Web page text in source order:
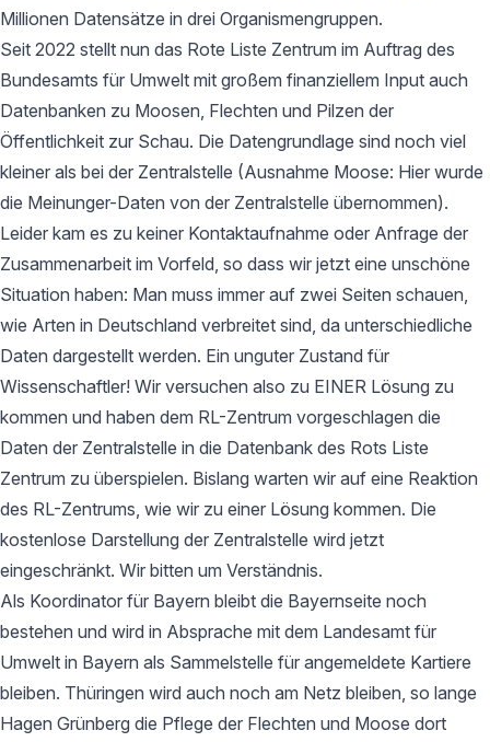
Millionen Datensätze in drei Organismengruppen.
Seit 2022 stellt nun das Rote Liste Zentrum im Auftrag des
Bundesamts für Umwelt mit großem finanziellem Input auch
Datenbanken zu Moosen, Flechten und Pilzen der
Öffentlichkeit zur Schau. Die Datengrundlage sind noch viel
kleiner als bei der Zentralstelle (Ausnahme Moose: Hier wurde
die Meinunger-Daten von der Zentralstelle übernommen).
Leider kam es zu keiner Kontaktaufnahme oder Anfrage der
Zusammenarbeit im Vorfeld, so dass wir jetzt eine unschöne
Situation haben: Man muss immer auf zwei Seiten schauen,
wie Arten in Deutschland verbreitet sind, da unterschiedliche
Daten dargestellt werden. Ein unguter Zustand für
Wissenschaftler! Wir versuchen also zu EINER Lösung zu
kommen und haben dem RL-Zentrum vorgeschlagen die
Daten der Zentralstelle in die Datenbank des Rots Liste
Zentrum zu überspielen. Bislang warten wir auf eine Reaktion
des RL-Zentrums, wie wir zu einer Lösung kommen. Die
kostenlose Darstellung der Zentralstelle wird jetzt
eingeschränkt. Wir bitten um Verständnis.
Als Koordinator für Bayern bleibt die Bayernseite noch
bestehen und wird in Absprache mit dem Landesamt für
Umwelt in Bayern als Sammelstelle für angemeldete Kartiere
bleiben. Thüringen wird auch noch am Netz bleiben, so lange
Hagen Grünberg die Pflege der Flechten und Moose dort